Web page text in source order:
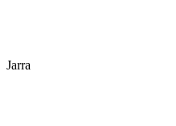
Jarra